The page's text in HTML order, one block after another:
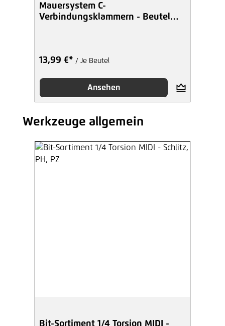
Mauersystem C-
Verbindungsklammern - Beutel
13,99 €* / Je Beutel
Ansehen
Produktgalerie überspringen
Werkzeuge allgemein
Bit-Sortiment 1/4 Torsion MIDI -